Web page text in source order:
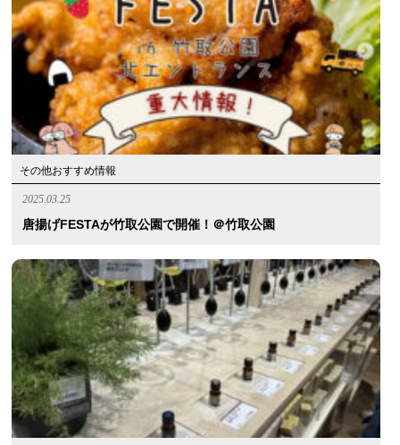
その他おすすめ情報
2025.03.25
唐揚げFESTAが竹取公園で開催！＠竹取公園